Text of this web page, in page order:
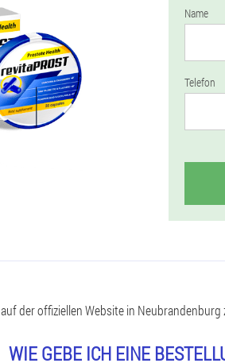
Name
Telefon
der offiziellen Website in
WIE GEBE ICH EINE